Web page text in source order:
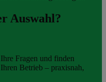
Auswahl?
Fragen und finden
Betrieb – praxisnah,